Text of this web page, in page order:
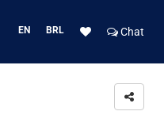
EN BRL Chat